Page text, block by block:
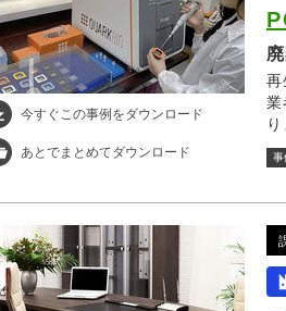
今すぐこの事例をダウンロード
あとでまとめてダウンロード
再
業
事